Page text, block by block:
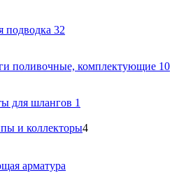
подводка 32
поливочные, комплектующие 10
для шлангов 1
и коллекторы4
арматура